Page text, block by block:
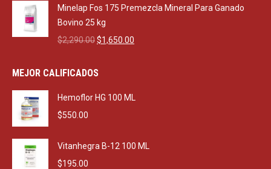
was:
$470.00.
is:
Minelap Fos 175 Premezcla Mineral Para Ganado
Bovino 25 kg
$2,290.00Original
was:
$1,650.00
MEJOR CALIFICADOS
Hemoflor HG 100 ML
$550.00
Vitanhegra B-12 100 ML
$195.00